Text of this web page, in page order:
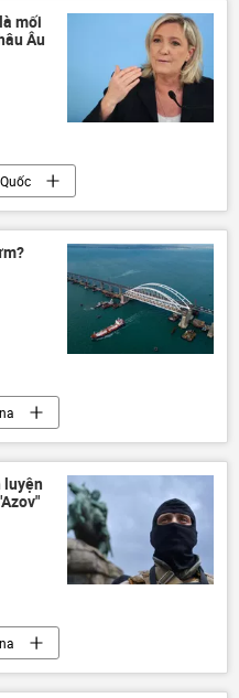
mối
Âu
Ukraina
Crưm
Thế giới
luyện